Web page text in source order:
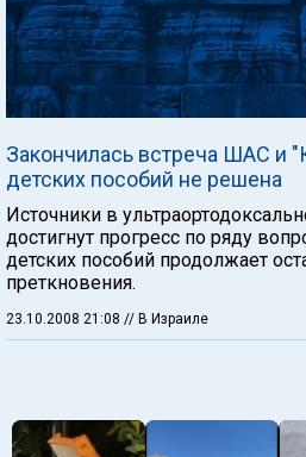
Закончилась встреча ШАС и
детских пособий не решена
Источники в
достигнут прогресс по ряду
детских пособий продолжает
преткновения.
23.10.2008 21:08 // В Израиле